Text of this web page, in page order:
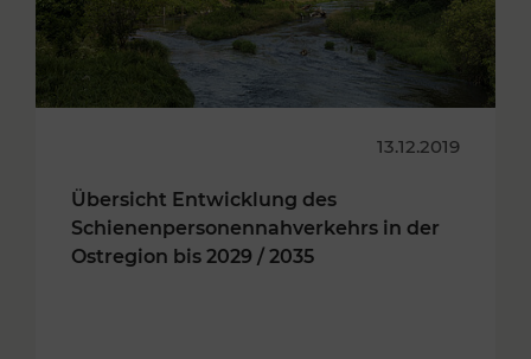
13.12.2019
Übersicht Entwicklung des
Schienenpersonennahverkehrs in der
Ostregion bis 2029 / 2035